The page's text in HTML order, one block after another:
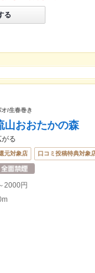
る
/生春巻き
山おおたかの森
る
元対象店 口コミ投稿特典対象
2000円